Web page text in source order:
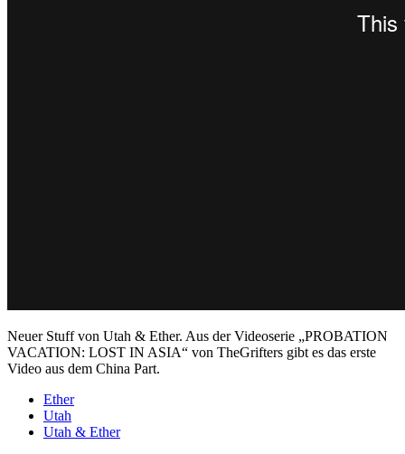
Neuer Stuff von Utah & Ether. Aus der Videoserie „PROBATION
VACATION: LOST IN ASIA“ von TheGrifters gibt es das erste
Video aus dem China Part.
Ether
Utah
Utah & Ether